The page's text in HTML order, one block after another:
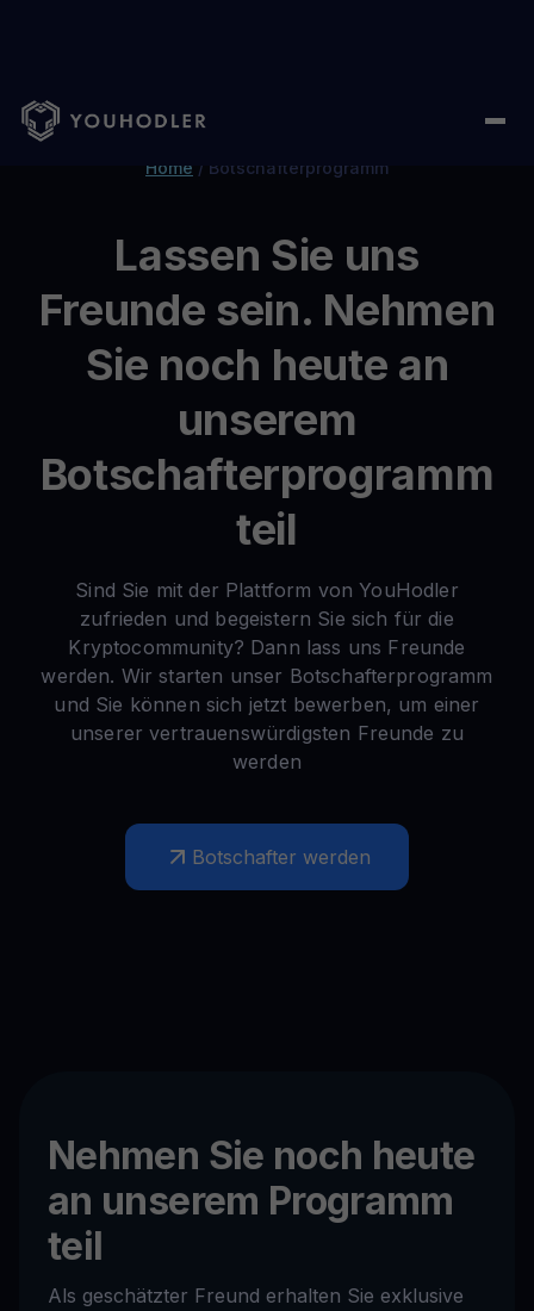
Home / Botschafterprogramm
Lassen Sie uns
Freunde sein. Nehmen
Sie noch heute an
unserem
Botschafterprogramm
teil
Sind Sie mit der Plattform von YouHodler
zufrieden und begeistern Sie sich für die
Kryptocommunity? Dann lass uns Freunde
werden. Wir starten unser Botschafterprogramm
und Sie können sich jetzt bewerben, um einer
unserer vertrauenswürdigsten Freunde zu
werden
Botschafter werden
Nehmen Sie noch heute
an unserem Programm
teil
Als geschätzter Freund erhalten Sie exklusive